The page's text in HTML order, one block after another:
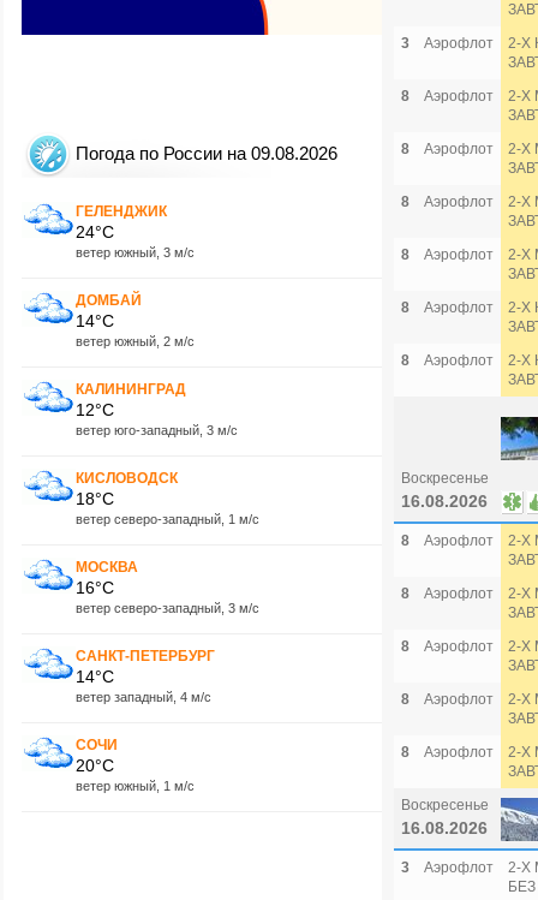
Погода по России на 09.08.2026
ГЕЛЕНДЖИК
24°C
ветер южный, 3 м/с
ДОМБАЙ
14°C
ветер южный, 2 м/с
КАЛИНИНГРАД
12°C
ветер юго-западный, 3 м/с
КИСЛОВОДСК
18°C
ветер северо-западный, 1 м/с
МОСКВА
16°C
ветер северо-западный, 3 м/с
САНКТ-ПЕТЕРБУРГ
14°C
ветер западный, 4 м/с
СОЧИ
20°C
ветер южный, 1 м/с
3
Аэрофлот
2-Х
8
Аэрофлот
2-Х
8
Аэрофлот
2-Х
8
Аэрофлот
2-Х
8
Аэрофлот
2-Х
8
Аэрофлот
2-Х
8
Аэрофлот
2-Х
Воскресенье
16.08.2026
8 Аэрофлот
2-Х
8
Аэрофлот
2-Х
8
Аэрофлот
2-Х
8
Аэрофлот
2-Х
8
Аэрофлот
2-Х
Воскресенье
16.08.2026
3 Аэрофлот
2-Х